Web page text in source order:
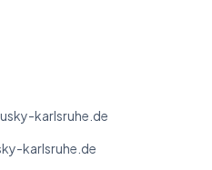
karlsruhe.de
karlsruhe.de